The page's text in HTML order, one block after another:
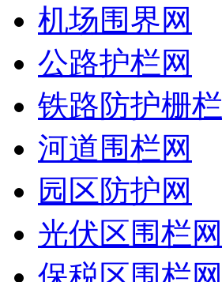
机场围界网
公路护栏网
铁路防护栅栏
河道围栏网
园区防护网
光伏区围栏网